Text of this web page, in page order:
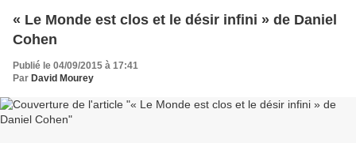
« Le Monde est clos et le désir infini » de Daniel
Cohen
Publié le 04/09/2015 à 17:41
Par David Mourey